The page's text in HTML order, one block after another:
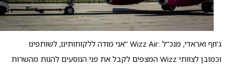
ג'וזף ואראדי, מנכ"ל :Wizz Air "אני מודה ללקוחותינו, לשותפינו
וכמובן לצוותי Wizz המצפים לקבל את פני הנוסעים להנות מהשרות